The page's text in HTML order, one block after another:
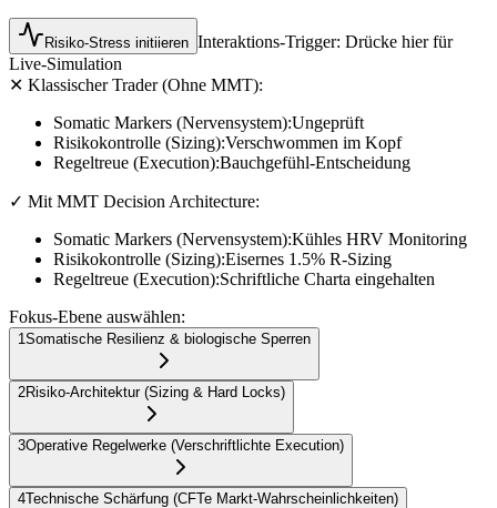
Risiko-Stress initiieren Interaktions-Trigger: Drücke hier für
Live-Simulation
✕ Klassischer Trader (Ohne MMT):
Somatic Markers (Nervensystem):Ungeprüft
Risikokontrolle (Sizing):Verschwommen im Kopf
Regeltreue (Execution):Bauchgefühl-Entscheidung
✓ Mit MMT Decision Architecture:
Somatic Markers (Nervensystem):Kühles HRV Monitoring
Risikokontrolle (Sizing):Eisernes 1.5% R-Sizing
Regeltreue (Execution):Schriftliche Charta eingehalten
Fokus-Ebene auswählen:
1 Somatische Resilienz & biologische Sperren
2Risiko-Architektur (Sizing & Hard Locks)
3Operative Regelwerke (Verschriftlichte Execution)
4Technische Schärfung (CFTe Markt-Wahrscheinlichkeiten)